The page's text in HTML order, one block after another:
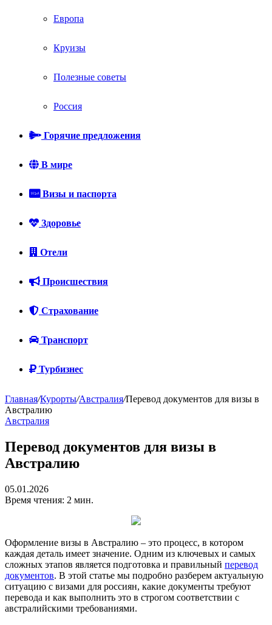
Европа
Круизы
Полезные советы
Россия
Горячие предложения
В мире
Визы и паспорта
Здоровье
Отели
Происшествия
Страхование
Транспорт
Турбизнес
Главная/Курорты/Австралия/Перевод документов для визы в
Австралию
Австралия
Перевод документов для визы в
Австралию
05.01.2026
Время чтения: 2 мин.
Оформление визы в Австралию – это процесс, в котором
каждая деталь имеет значение. Одним из ключевых и самых
сложных этапов является подготовка и правильный перевод
документов. В этой статье мы подробно разберем актуальную
ситуацию с визами для россиян, какие документы требуют
перевода и как выполнить это в строгом соответствии с
австралийскими требованиями.